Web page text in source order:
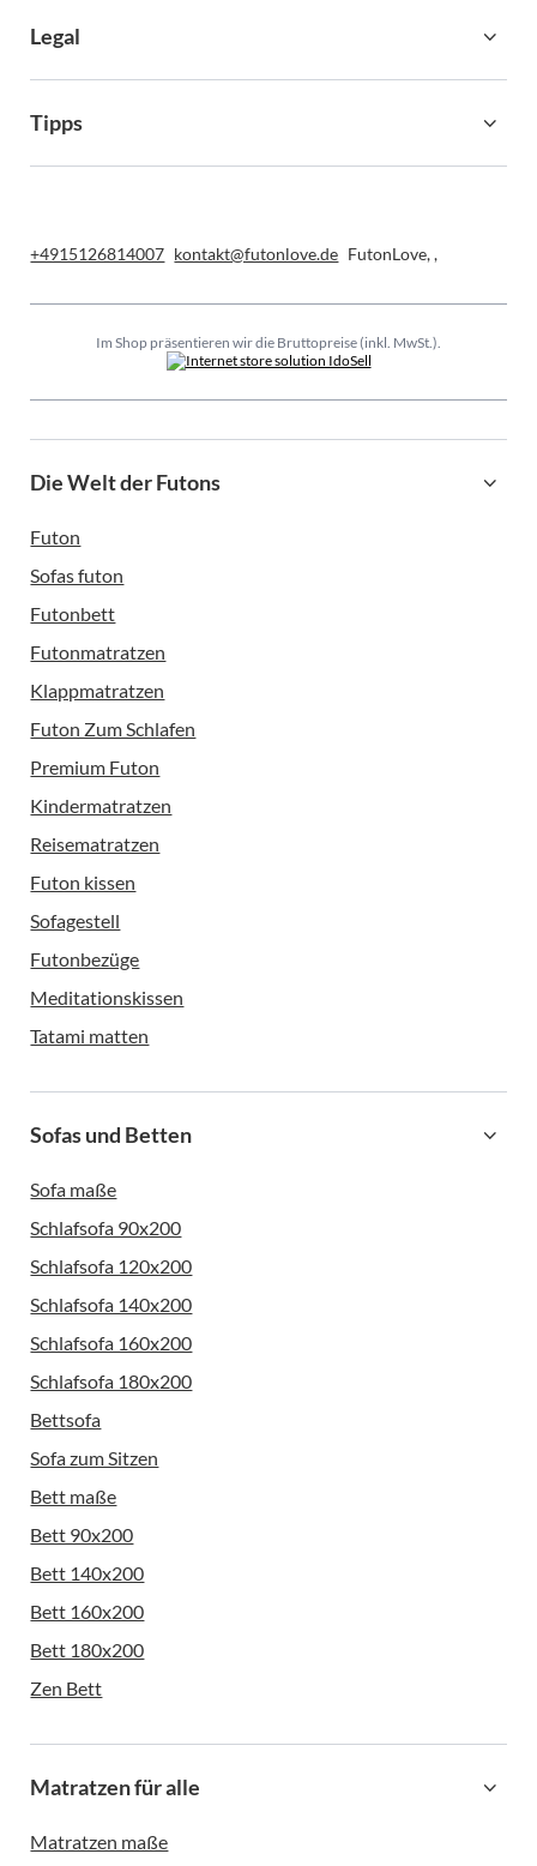
Legal
Tipps
+4915126814007 kontakt@futonlove.de FutonLove,,
Im Shop präsentieren wir die Bruttopreise (inkl. MwSt.).
Die Welt der Futons
Futon
Sofas futon
Futonbett
Futonmatratzen
Klappmatratzen
Futon Zum Schlafen
Premium Futon
Kindermatratzen
Reisematratzen
Futon kissen
Sofagestell
Futonbezüge
Meditationskissen
Tatami matten
Sofas und Betten
Sofa maße
Schlafsofa 90x200
Schlafsofa 120x200
Schlafsofa 140x200
Schlafsofa 160x200
Schlafsofa 180x200
Bettsofa
Sofa zum Sitzen
Bett maße
Bett 90x200
Bett 140x200
Bett 160x200
Bett 180x200
Zen Bett
Matratzen für alle
Matratzen maße